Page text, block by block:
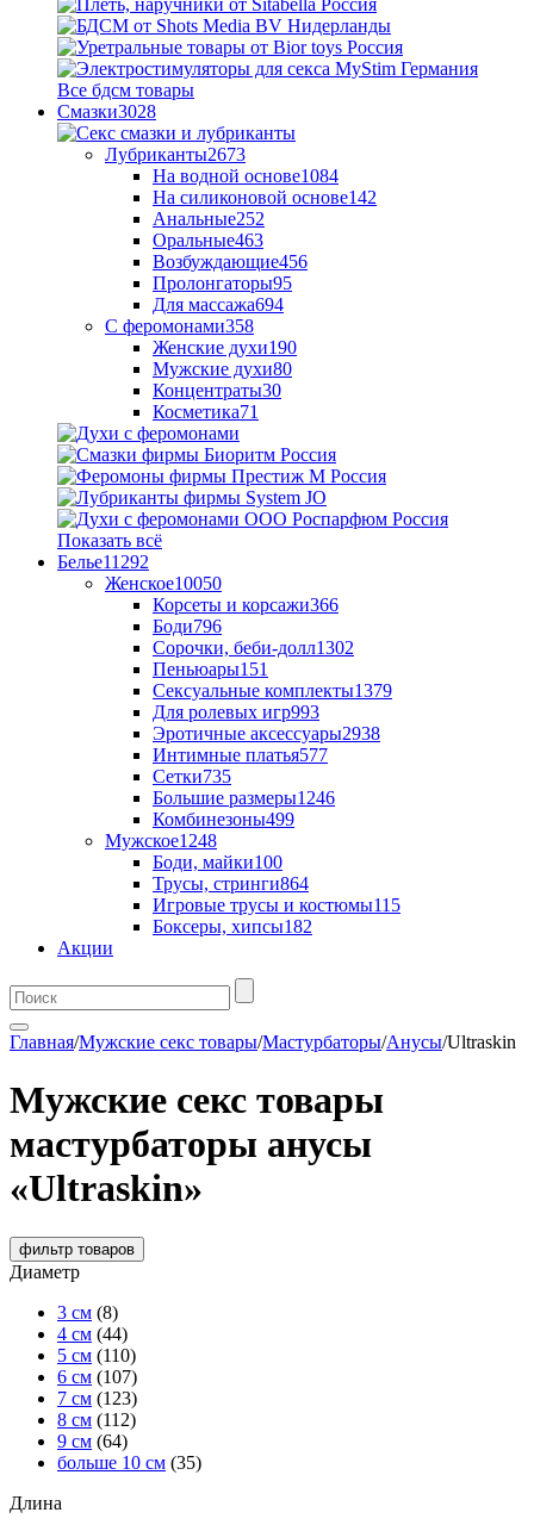
Все бдсм товары
Смазки3028
Лубриканты2673
На водной основе1084
На силиконовой основе142
Анальные252
Оральные463
Возбуждающие456
Пролонгаторы95
Для массажа694
С феромонами358
Женские духи190
Мужские духи80
Концентраты30
Косметика71
Показать всё
Белье11292
Женское10050
Корсеты и корсажи366
Боди796
Сорочки, беби-долл1302
Пеньюары151
Сексуальные комплекты1379
Для ролевых игр993
Эротичные аксессуары2938
Интимные платья577
Сетки735
Большие размеры1246
Комбинезоны499
Мужское1248
Боди, майки100
Трусы, стринги864
Игровые трусы и костюмы115
Боксеры, хипсы182
Акции
Главная/Мужские секс товары/Мастурбаторы/Анусы/Ultraskin
Мужские секс товары
мастурбаторы анусы
«Ultraskin»
фильтр товаров
Диаметр
3 см (8)
4 см (44)
5 см (110)
6 см (107)
7 см (123)
8 см (112)
9 см (64)
больше 10 см (35)
Длина